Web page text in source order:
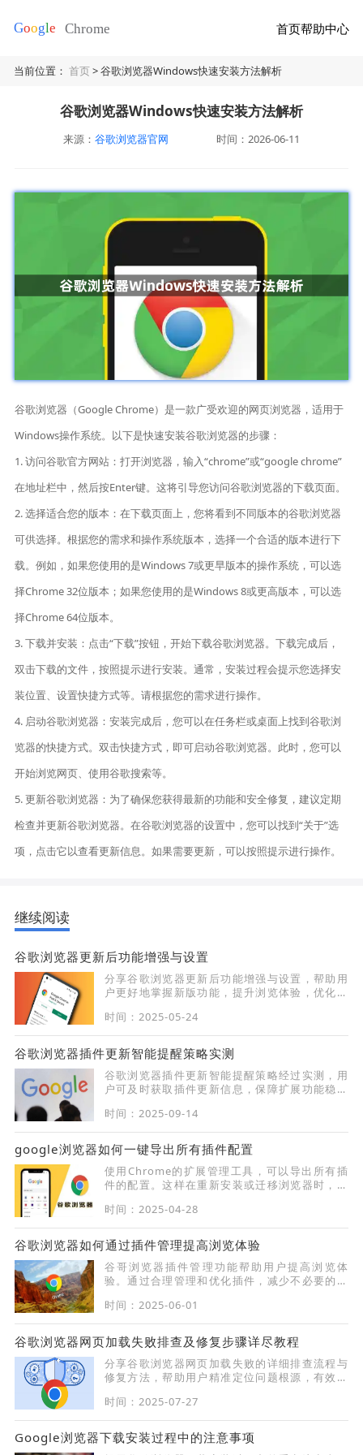
首页帮助中心
当前位置：首页> 谷歌浏览器Windows快速安装方法解析
谷歌浏览器Windows快速安装方法解析
来源： 谷歌浏览器官网 时间：2026-06-11
谷歌浏览器（Google Chrome）是一款广受欢迎的网页浏览器，适用于
Windows操作系统。以下是快速安装谷歌浏览器的步骤：
1. 访问谷歌官方网站：打开浏览器，输入“chrome”或“google chrome”
在地址栏中，然后按Enter键。这将引导您访问谷歌浏览器的下载页面。
2. 选择适合您的版本：在下载页面上，您将看到不同版本的谷歌浏览器
可供选择。根据您的需求和操作系统版本，选择一个合适的版本进行下
载。例如，如果您使用的是Windows 7或更早版本的操作系统，可以选
择Chrome 32位版本；如果您使用的是Windows 8或更高版本，可以选
择Chrome 64位版本。
3. 下载并安装：点击“下载”按钮，开始下载谷歌浏览器。下载完成后，
双击下载的文件，按照提示进行安装。通常，安装过程会提示您选择安
装位置、设置快捷方式等。请根据您的需求进行操作。
4. 启动谷歌浏览器：安装完成后，您可以在任务栏或桌面上找到谷歌浏
览器的快捷方式。双击快捷方式，即可启动谷歌浏览器。此时，您可以
开始浏览网页、使用谷歌搜索等。
5. 更新谷歌浏览器：为了确保您获得最新的功能和安全修复，建议定期
检查并更新谷歌浏览器。在谷歌浏览器的设置中，您可以找到“关于”选
项，点击它以查看更新信息。如果需要更新，可以按照提示进行操作。
继续阅读
谷歌浏览器更新后功能增强与设置
分享谷歌浏览器更新后功能增强与设置，帮助用
户更好地掌握新版功能，提升浏览体验，优化操
时间：2025-05-24
谷歌浏览器插件更新智能提醒策略实测
谷歌浏览器插件更新智能提醒策略经过实测，用
户可及时获取插件更新信息，保障扩展功能稳定
时间：2025-09-14
google浏览器如何一键导出所有插件配置
使用Chrome的扩展管理工具，可以导出所有插
件的配置。这样在重新安装或迁移浏览器时，可
时间：2025-04-28
谷歌浏览器如何通过插件管理提高浏览体验
谷哥浏览器插件管理功能帮助用户提高浏览体
验。通过合理管理和优化插件，减少不必要的插
时间：2025-06-01
谷歌浏览器网页加载失败排查及修复步骤详尽教程
分享谷歌浏览器网页加载失败的详细排查流程与
修复方法，帮助用户精准定位问题根源，有效解
问稳定。
时间：2025-07-27
Google浏览器下载安装过程中的注意事项